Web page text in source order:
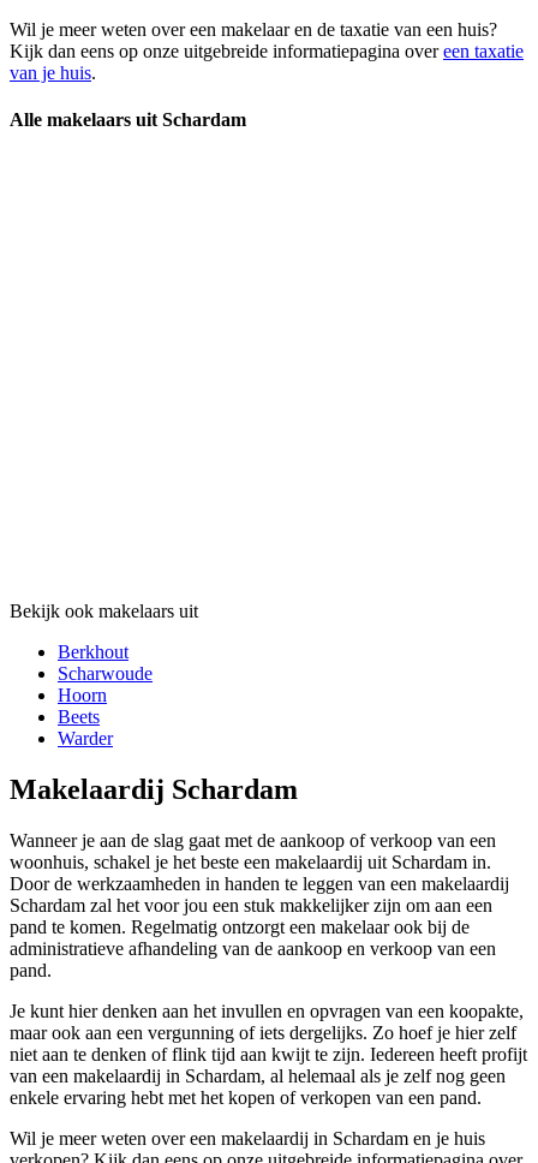
Wil je meer weten over een makelaar en de taxatie van een huis?
Kijk dan eens op onze uitgebreide informatiepagina overeen taxatie
van je huis.
Alle makelaars uit Schardam
Bekijk ook makelaars uit
Berkhout
Scharwoude
Hoorn
Beets
Warder
Makelaardij Schardam
Wanneer je aan de slag gaat met de aankoop of verkoop van een
woonhuis, schakel je het beste een makelaardij uit Schardam in.
Door de werkzaamheden in handen te leggen van een makelaardij
Schardam zal het voor jou een stuk makkelijker zijn om aan een
pand te komen. Regelmatig ontzorgt een makelaar ook bij de
administratieve afhandeling van de aankoop en verkoop van een
pand.
Je kunt hier denken aan het invullen en opvragen van een koopakte,
maar ook aan een vergunning of iets dergelijks. Zo hoef je hier zelf
niet aan te denken of flink tijd aan kwijt te zijn. Iedereen heeft profijt
van een makelaardij in Schardam, al helemaal als je zelf nog geen
enkele ervaring hebt met het kopen of verkopen van een pand.
Wil je meer weten over een makelaardij in Schardam en je huis